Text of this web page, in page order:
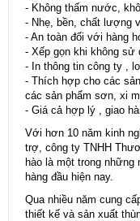
- Không thấm nước,
- Nhẹ, bền, chất lượng
- An toàn đối với hàng
- Xếp gọn khi không sử
- In thông tin công ty ,
- Thích hợp cho các
các sản phẩm sơn, xi
- Giá cả hợp lý , giao
Với hơn 10 năm kinh
trợ, công ty TNHH
hào là một trong những
hàng đầu hiện nay.
Qua nhiều năm cung
thiết kế và sản xuất